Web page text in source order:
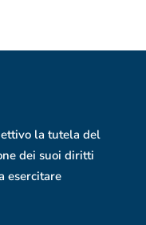
la tutela del
dei suoi diritti
esercitare